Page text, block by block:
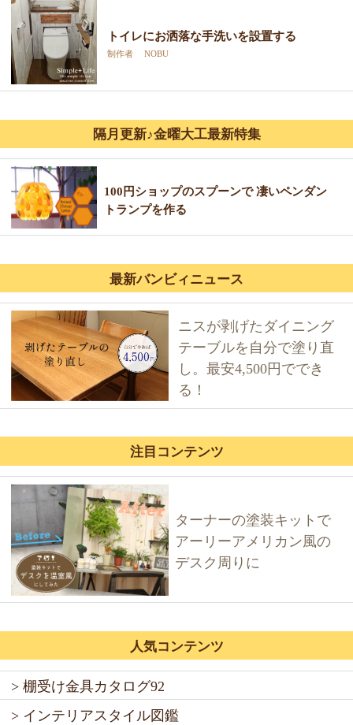
トイレにお洒落な手洗いを設置する
制作者 NOBU
隔月更新♪金曜大工最新特集
100円ショップのスプーンで 凄いペンダン
トランプを作る
最新バンビィニュース
ニスが剥げたダイニング
テーブルを自分で塗り直
し。最安4,500円ででき
る！
注目コンテンツ
ターナーの塗装キットで
アーリーアメリカン風の
デスク周りに
人気コンテンツ
> 棚受け金具カタログ92
> インテリアスタイル図鑑